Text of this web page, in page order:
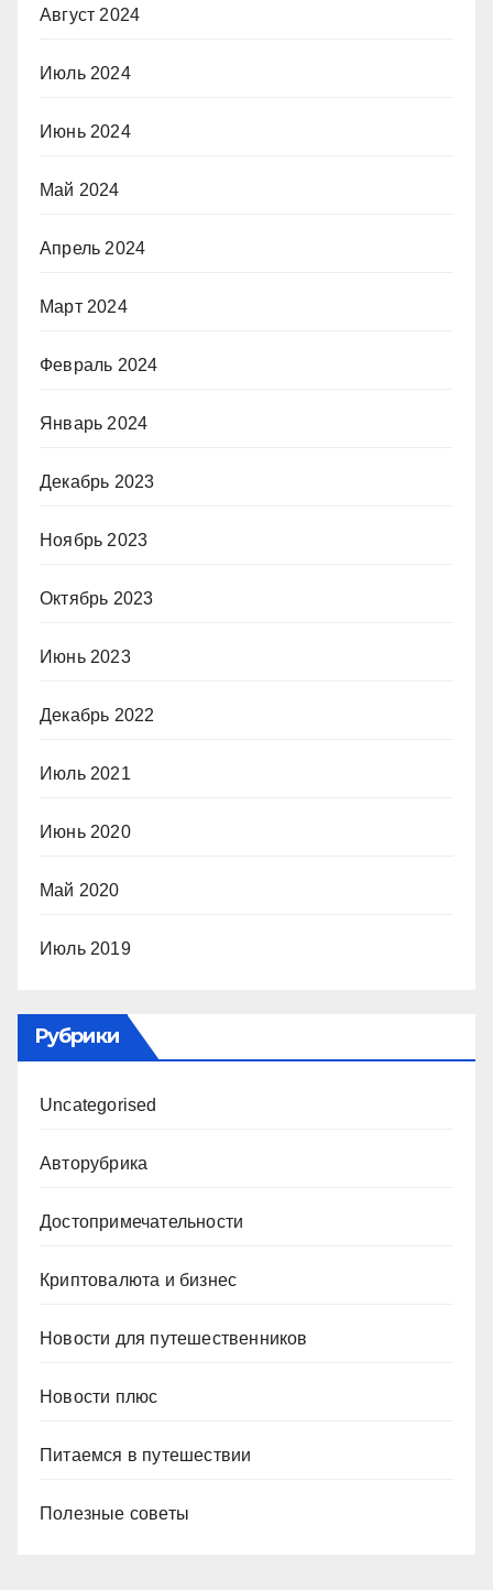
Август 2024
Июль 2024
Июнь 2024
Май 2024
Апрель 2024
Март 2024
Февраль 2024
Январь 2024
Декабрь 2023
Ноябрь 2023
Октябрь 2023
Июнь 2023
Декабрь 2022
Июль 2021
Июнь 2020
Май 2020
Июль 2019
Рубрики
Uncategorised
Авторубрика
Достопримечательности
Криптовалюта и бизнес
Новости для путешественников
Новости плюс
Питаемся в путешествии
Полезные советы